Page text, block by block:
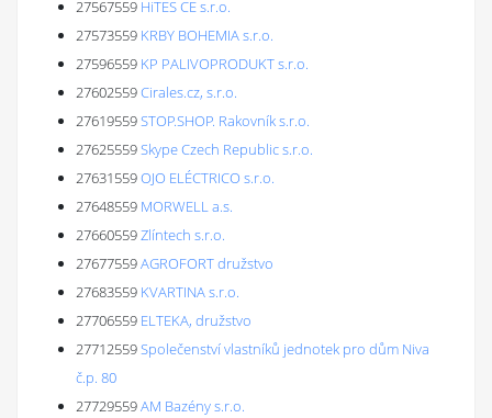
27567559 HiTES CE s.r.o.
27573559 KRBY BOHEMIA s.r.o.
27596559 KP PALIVOPRODUKT s.r.o.
27602559Cirales.cz, s.r.o.
27619559STOP.SHOP. Rakovník s.r.o.
27625559Skype Czech Republic s.r.o.
27631559OJO ELÉCTRICO s.r.o.
27648559 MORWELL a.s.
27660559Zlíntech s.r.o.
27677559AGROFORT družstvo
27683559 KVARTINA s.r.o.
27706559 ELTEKA, družstvo
27712559Společenství vlastníků jednotek pro dům Niva
č.p. 80
27729559AM Bazény s.r.o.